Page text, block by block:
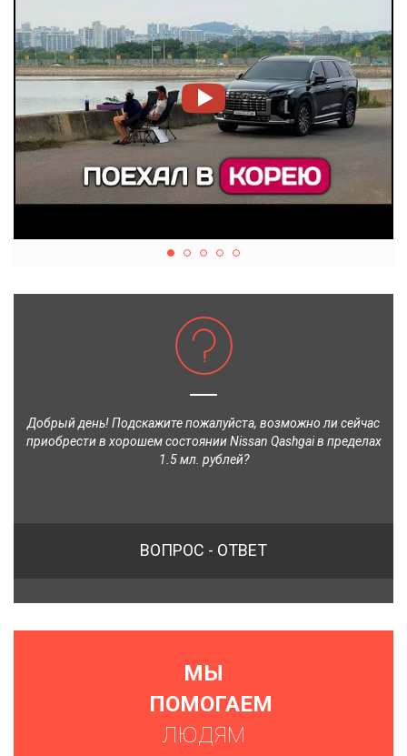
Добрый день! Подскажите пожалуйста, возможно ли сейчас
приобрести в хорошем состоянии Nissan Qashgai в пределах
1.5 мл. рублей?
ВОПРОС - ОТВЕТ
МЫ
ПОМОГАЕМ
ЛЮДЯМ